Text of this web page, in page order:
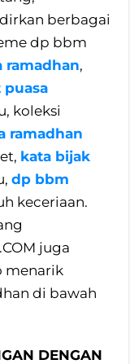
berbagai
dp bbm
ramadhan,
puasa
koleksi
ramadhan
kata bijak
dp bbm
keceriaan.
juga
menarik
di bawah
DENGAN